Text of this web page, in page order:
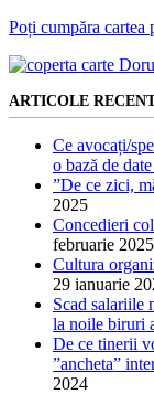
Poți cumpăra cartea
ARTICOLE
Ce avocați/
o bază de
”De ce zici,
2025
Concedieri
februarie 2025
Cultura
29 ianuarie
Scad salariile
la noile biruri
De ce tinerii
”ancheta”
2024